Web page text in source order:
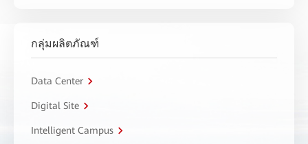
กลุ่มผลิตภัณฑ์
Data Center
Digital Site
Intelligent Campus